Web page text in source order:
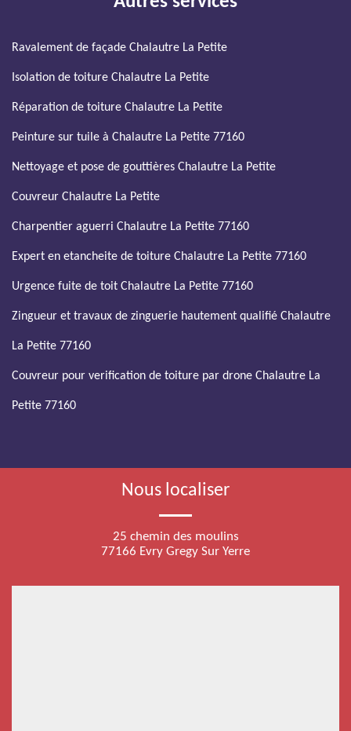
Ravalement de façade Chalautre La Petite
Isolation de toiture Chalautre La Petite
Réparation de toiture Chalautre La Petite
Peinture sur tuile à Chalautre La Petite 77160
Nettoyage et pose de gouttières Chalautre La Petite
Couvreur Chalautre La Petite
Charpentier aguerri Chalautre La Petite 77160
Expert en etancheite de toiture Chalautre La Petite 77160
Urgence fuite de toit Chalautre La Petite 77160
Zingueur et travaux de zinguerie hautement qualifié Chalautre
La Petite 77160
Couvreur pour verification de toiture par drone Chalautre La
Petite 77160
Nous localiser
25 chemin des moulins
77166 Evry Gregy Sur Yerre